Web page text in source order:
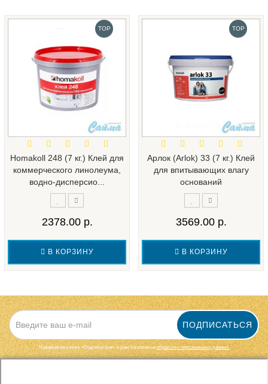
TOP
Homakoll 248 (7 кг.) Клей для
коммерческого линолеума,
водно-дисперсио...
2378.00 р.
В КОРЗИНУ
TOP
Арлок (Arlok) 33 (7 кг.) Клей
для впитывающих влагу
оснований
3569.00 р.
В КОРЗИНУ
ПОДПИСАТЬСЯ
Нажимая на кнопку «Подписаться», я даю cогласие на обработку персональных данных.